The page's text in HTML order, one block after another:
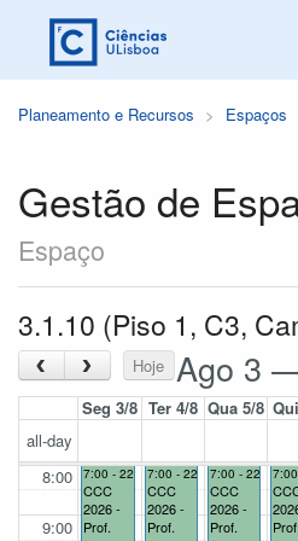
Planeamento e Recursos Espaços
Gestão de
Espaço
3.1.10 (Piso 1, C3,
‹ › Hoje Ago 3
Seg 3/8 Ter 4/8 Qua 5/8
all-day
7:00 - 22:00
CCC
2026 -
Prof.
7:00 - 22:00
CCC
2026 -
Prof.
7:00 - 22:00
CCC
2026 -
Prof.
7:00
Prof.
8:00
9:00